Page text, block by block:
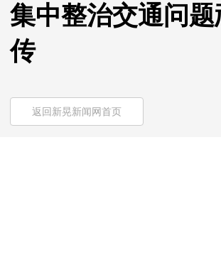
集中整治交通问
传
返回新晃新闻网首页